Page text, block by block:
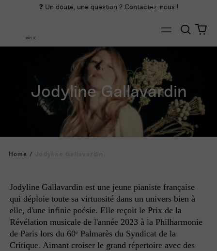
❓ Un doute, une question ? Contactez-nous !
MUSIC
Menu
0
Jodyline Gallavardin
Home / Jodyline Gallavardin
Jodyline Gallavardin est une jeune pianiste française
qui déploie toute sa virtuosité dans un univers bien à
elle, d'une infinie poésie. Elle reçoit le Prix de la
Révélation musicale de l'année 2023 à la Philharmonie
de Paris lors du 60ᵉ Palmarès du Syndicat de la
Critique. Aimant croiser le grand répertoire avec des